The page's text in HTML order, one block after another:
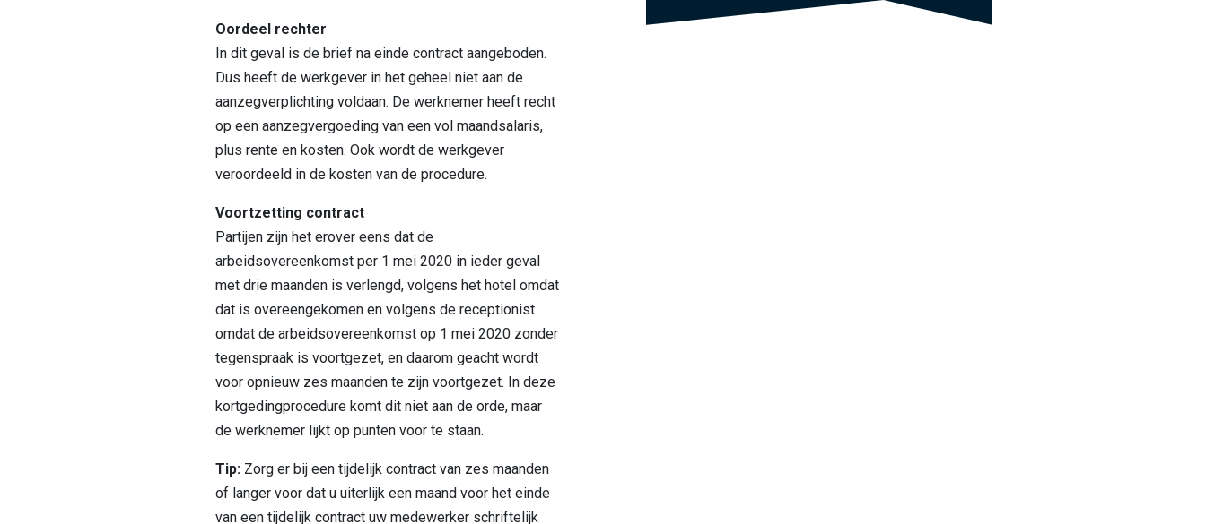
Oordeel rechter
In dit geval is de brief na einde contract aangeboden.
Dus heeft de werkgever in het geheel niet aan de
aanzegverplichting voldaan. De werknemer heeft recht
op een aanzegvergoeding van een vol maandsalaris,
plus rente en kosten. Ook wordt de werkgever
veroordeeld in de kosten van de procedure.
Voortzetting contract
Partijen zijn het erover eens dat de
arbeidsovereenkomst per 1 mei 2020 in ieder geval
met drie maanden is verlengd, volgens het hotel omdat
dat is overeengekomen en volgens de receptionist
omdat de arbeidsovereenkomst op 1 mei 2020 zonder
tegenspraak is voortgezet, en daarom geacht wordt
voor opnieuw zes maanden te zijn voortgezet. In deze
kortgedingprocedure komt dit niet aan de orde, maar
de werknemer lijkt op punten voor te staan.
Tip:Zorg er bij een tijdelijk contract van zes maanden
of langer voor dat u uiterlijk een maand voor het einde
van een tijdelijk contract uw medewerker schriftelijk